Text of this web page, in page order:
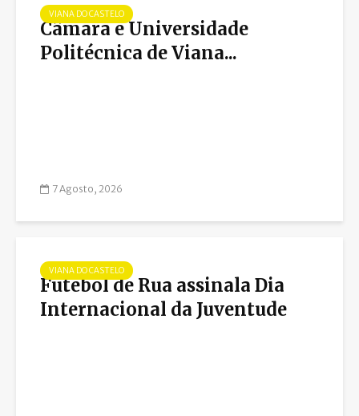
VIANA DO CASTELO
Câmara e Universidade
Politécnica de Viana...
7 Agosto, 2026
VIANA DO CASTELO
Futebol de Rua assinala Dia
Internacional da Juventude